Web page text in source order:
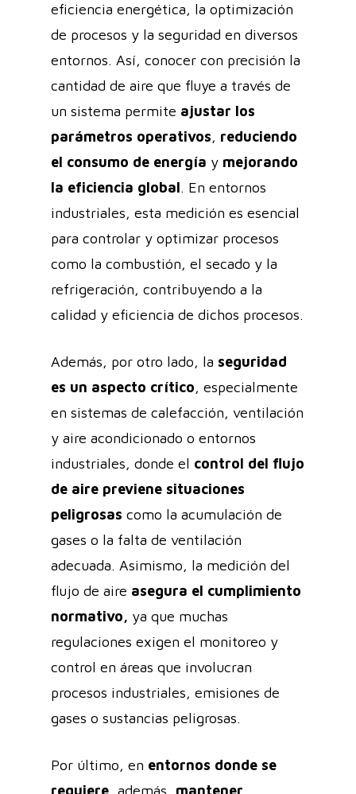
eficiencia energética, la optimización
de procesos y la seguridad en diversos
entornos. Así, conocer con precisión la
cantidad de aire que fluye a través de
un sistema permite ajustar los
parámetros operativos, reduciendo
el consumo de energía y mejorando
la eficiencia global. En entornos
industriales, esta medición es esencial
para controlar y optimizar procesos
como la combustión, el secado y la
refrigeración, contribuyendo a la
calidad y eficiencia de dichos procesos.
Además, por otro lado, la seguridad
es un aspecto crítico, especialmente
en sistemas de calefacción, ventilación
y aire acondicionado o entornos
industriales, donde el control del flujo
de aire previene situaciones
peligrosas como la acumulación de
gases o la falta de ventilación
adecuada. Asimismo, la medición del
flujo de aire asegura el cumplimiento
normativo, ya que muchas
regulaciones exigen el monitoreo y
control en áreas que involucran
procesos industriales, emisiones de
gases o sustancias peligrosas.
Por último, en entornos donde se
requiere , además, mantener